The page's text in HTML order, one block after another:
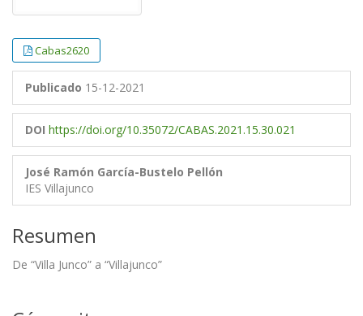
Cabas2620
Publicado 15-12-2021
DOI https://doi.org/10.35072/CABAS.2021.15.30.021
José Ramón García-Bustelo Pellón
IES Villajunco
Resumen
De “Villa Junco” a “Villajunco”